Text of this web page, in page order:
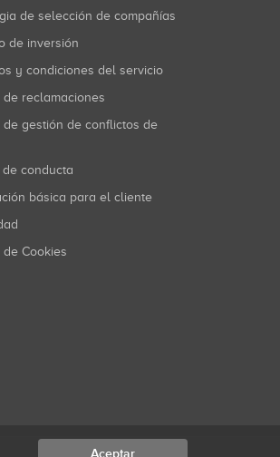
de selección de compañías
de inversión
y condiciones del servicio
de reclamaciones
de conducta
básica para el cliente
de Cookies
Aceptar